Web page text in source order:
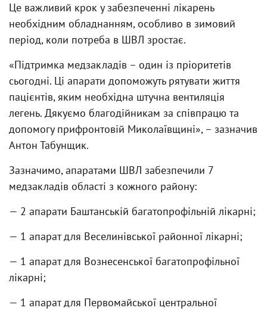
Це важливий крок у забезпеченні лікарень
необхідним обладнанням, особливо в зимовий
період, коли потреба в ШВЛ зростає.
«Підтримка медзакладів – один із пріоритетів
сьогодні. Ці апарати допоможуть рятувати життя
пацієнтів, яким необхідна штучна вентиляція
легень. Дякуємо благодійникам за співпрацю та
допомогу прифронтовій Миколаївщині», – зазначив
Антон Табунщик.
Зазначимо, апаратами ШВЛ забезпечили 7
медзакладів області з кожного району:
— 2 апарати Баштанській багатопрофільній лікарні;
— 1 апарат для Веселинівської районної лікарні;
— 1 апарат для Вознесенської багатопрофільної
лікарні;
— 1 апарат для Первомайської центральної